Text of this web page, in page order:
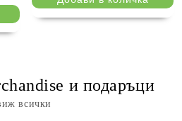
и подаръци
всички